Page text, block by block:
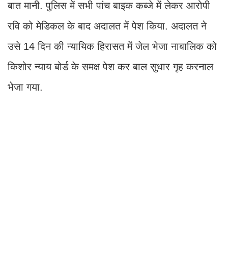
बात मानी. पुलिस में सभी पांच बाइक कब्जे में लेकर आरोपी
रवि को मेडिकल के बाद अदालत में पेश किया. अदालत ने
उसे 14 दिन की न्यायिक हिरासत में जेल भेजा नाबालिक को
किशोर न्याय बोर्ड के समक्ष पेश कर बाल सुधार गृह करनाल
भेजा गया.